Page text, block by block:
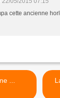
cette ancienne
...